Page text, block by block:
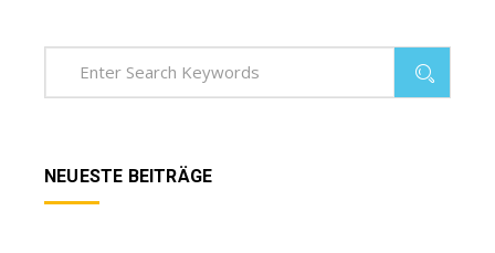
NEUESTE BEITRÄGE